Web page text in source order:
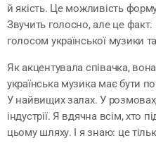
й якість. Це можливість
Звучить голосно, але це
голосом української музики
Як акцентувала співачка,
українська музика має бути
У найвищих залах. У
індустрії. Я вдячна всім, хто
цьому шляху. І я знаю: це